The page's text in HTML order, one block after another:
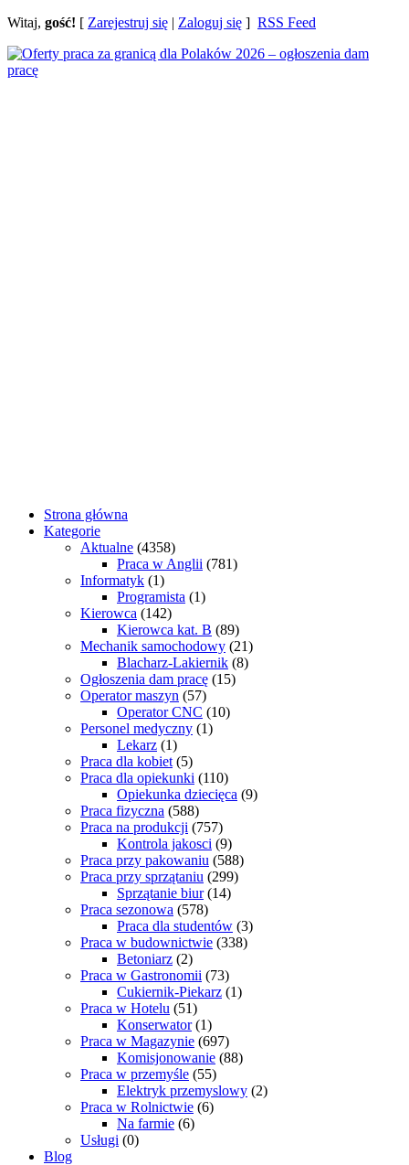
Witaj, gość! [ Zarejestruj się | Zaloguj się ] RSS Feed
Strona główna
Kategorie
Aktualne (4358)
Praca w Anglii (781)
Informatyk (1)
Programista (1)
Kierowca (142)
Kierowca kat. B (89)
Mechanik samochodowy (21)
Blacharz-Lakiernik (8)
Ogłoszenia dam pracę (15)
Operator maszyn (57)
Operator CNC (10)
Personel medyczny (1)
Lekarz (1)
Praca dla kobiet (5)
Praca dla opiekunki (110)
Opiekunka dziecięca (9)
Praca fizyczna (588)
Praca na produkcji (757)
Kontrola jakosci (9)
Praca przy pakowaniu (588)
Praca przy sprzątaniu (299)
Sprzątanie biur (14)
Praca sezonowa (578)
Praca dla studentów (3)
Praca w budownictwie (338)
Betoniarz (2)
Praca w Gastronomii (73)
Cukiernik-Piekarz (1)
Praca w Hotelu (51)
Konserwator (1)
Praca w Magazynie (697)
Komisjonowanie (88)
Praca w przemyśle (55)
Elektryk przemyslowy (2)
Praca w Rolnictwie (6)
Na farmie (6)
Usługi (0)
Blog